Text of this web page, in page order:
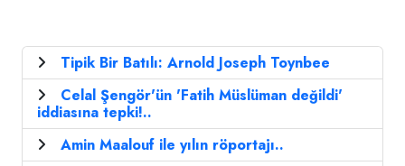
Tipik Bir Batılı: Arnold Joseph Toynbee
Celal Şengör'ün 'Fatih Müslüman değildi'
iddiasına tepki!..
Amin Maalouf ile yılın röportajı..